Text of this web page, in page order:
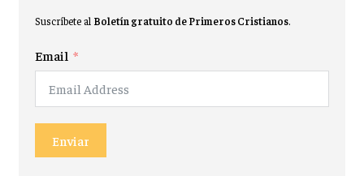
Suscríbete al Boletín gratuito de Primeros Cristianos.
Email
Enviar